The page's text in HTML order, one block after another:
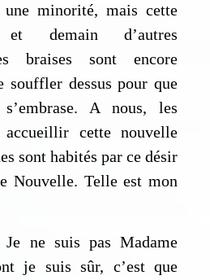
minorité, mais cette
demain d’autres
braises sont encore
dessus pour que
A nous, les
cette nouvelle
sont habités par ce désir
Nouvelle. Telle est mon
Je ne suis pas Madame
je suis sûr, c’est que